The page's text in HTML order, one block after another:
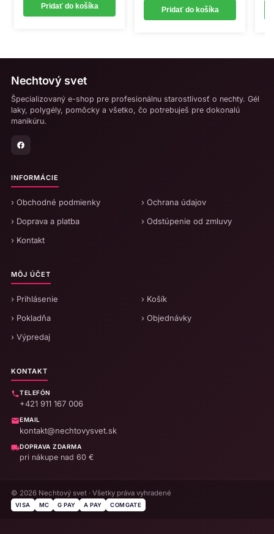
Pridať do košíka Pridať do košíka
Nechtový svet
Špecializovaný e-shop pre profesionálnu starostlivosť o nechty. Gél
laky, polygély, pomôcky a všetko, čo potrebuješ pre dokonalú
manikúru.
INFORMÁCIE
› Obchodné podmienky
› Ochrana údajov
› Doprava a platba
› Odstúpenie od zmluvy
› Kontakt
MÔJ ÚČET
› Prihlásenie
› Košík
› Pokladňa
› Objednávky
› Výpredaj
KONTAKT
TELEFÓN
+421 911 167 006
EMAIL
kontakt@nechtovysvet.sk
DOPRAVA ZDARMA
pri nákupe nad 60 €
© 2026 Nechtový svet · Všetky práva vyhradené
VISA MC G PAY A PAY COMGATE